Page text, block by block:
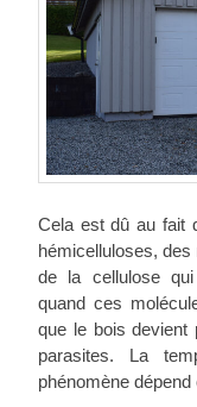
Cela est dû au fait
hémicelluloses, des
de la cellulose qui
quand ces
que le bois devient
parasites. La
phénomène